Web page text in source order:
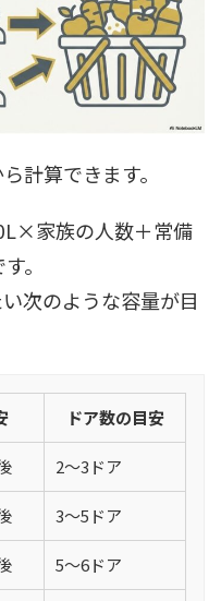
計算できます。
家族の人数＋常備
。
次のような容量が目
ドア数の目安
2〜3ドア
3〜5ドア
5〜6ドア